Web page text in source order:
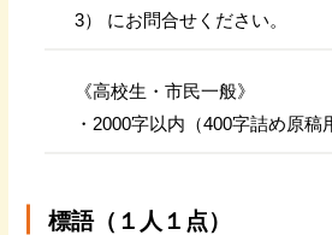
3） にお問合せください。
《高校生・市民一般》
・2000字以内（400字詰め原稿
標語（１人１点）